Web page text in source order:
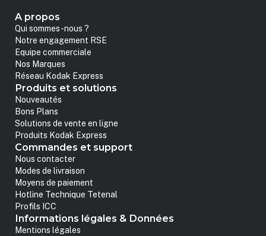
A propos
Qui sommes-nous ?
Notre engagement RSE
Equipe commerciale
Nos Marques
Réseau Kodak Express
Produits et solutions
Nouveautés
Bons Plans
Solutions de vente en ligne
Produits Kodak Express
Commandes et support
Nous contacter
Modes de livraison
Moyens de paiement
Hotline Technique Tetenal
Profils ICC
Informations légales & Données
Mentions légales